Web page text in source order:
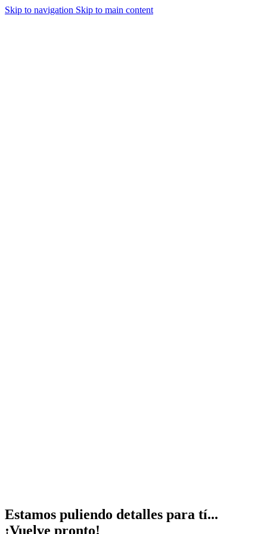
Skip to navigation Skip to main content
Estamos puliendo detalles para tí...
¡Vuelve pronto!